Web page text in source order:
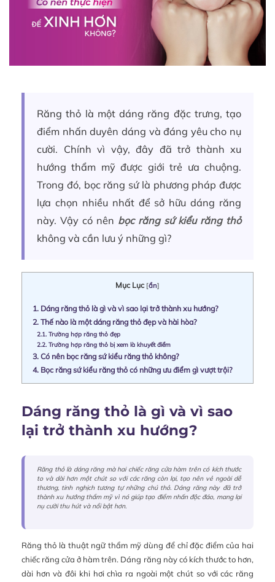
Răng thỏ là một dáng răng đặc trưng, tạo
điểm nhấn duyên dáng và đáng yêu cho nụ
cười. Chính vì vậy, đây đã trở thành xu
hướng thẩm mỹ được giới trẻ ưa chuộng.
Trong đó, bọc răng sứ là phương pháp được
lựa chọn nhiều nhất để sở hữu dáng răng
này. Vậy có nên bọc răng sứ kiểu răng thỏ
không và cần lưu ý những gì?
Mục Lục [ẩn]
1. Dáng răng thỏ là gì và vì sao lại trở thành xu hướng?
2. Thế nào là một dáng răng thỏ đẹp và hài hòa?
2.1. Trường hợp răng thỏ đẹp
2.2. Trường hợp răng thỏ bị xem là khuyết điểm
3. Có nên bọc răng sứ kiểu răng thỏ không?
4. Bọc răng sứ kiểu răng thỏ có những ưu điểm gì vượt trội?
Dáng răng thỏ là gì và vì sao
lại trở thành xu hướng?
Răng thỏ là dáng răng mà hai chiếc răng cửa hàm trên có kích thước
to và dài hơn một chút so với các răng còn lại, tạo nên vẻ ngoài dễ
thương, tinh nghịch tương tự những chú thỏ. Dáng răng này đã trở
thành xu hướng thẩm mỹ vì nó giúp tạo điểm nhấn độc đáo, mang lại
nụ cười thu hút và nổi bật hơn.
Răng thỏ là thuật ngữ thẩm mỹ dùng để chỉ đặc điểm của hai
chiếc răng cửa ở hàm trên. Dáng răng này có kích thước to hơn,
dài hơn và đôi khi hơi chìa ra ngoài một chút so với các răng